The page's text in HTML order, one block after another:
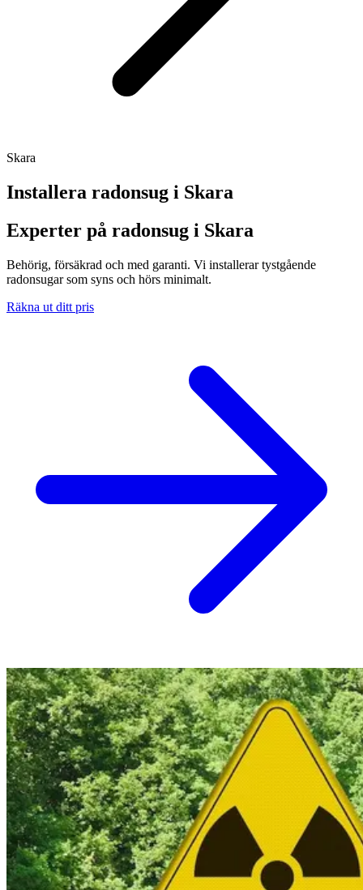
Skara
Installera radonsug i Skara
Experter på radonsug i Skara
Behörig, försäkrad och med garanti. Vi installerar tystgående
radonsugar som syns och hörs minimalt.
Räkna ut ditt pris